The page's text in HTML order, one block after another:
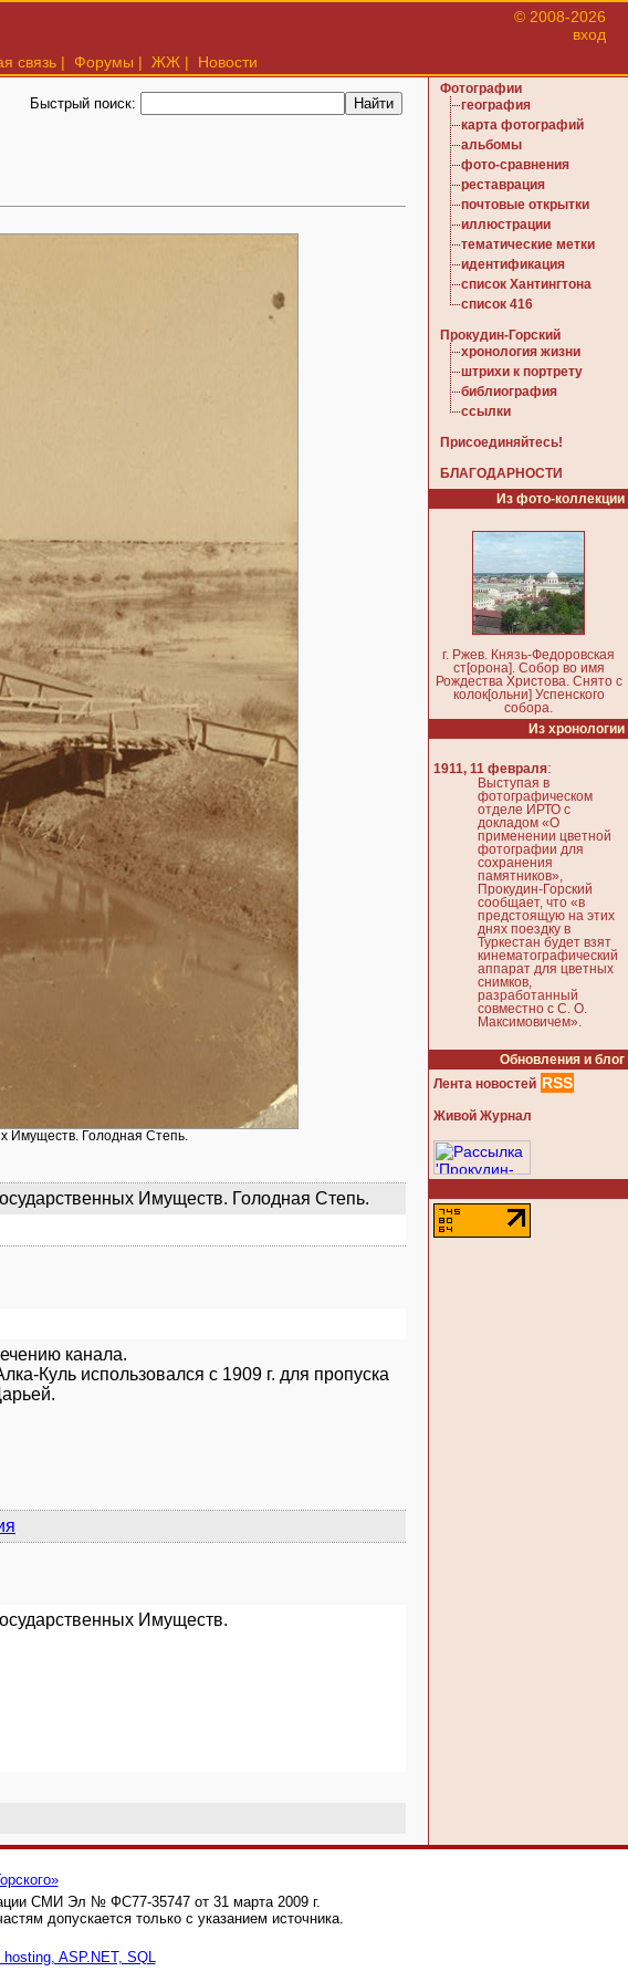
© 2008-2026
вход
связь | Форумы | ЖЖ | Новости
Быстрый поиск:
Имуществ. Голодная Степь.
Имуществ. Голодная Степь.
канала.
Куль использовался с 1909 г. для пропуска
Имуществ.
Фотографии
география
карта фотографий
альбомы
фото-сравнения
реставрация
почтовые открытки
иллюстрации
тематические метки
идентификация
список Хантингтона
список 416
Прокудин-Горский
хронология жизни
штрихи к портрету
библиография
ссылки
Присоединяйтесь!
БЛАГОДАРНОСТИ
Из фото-коллекции
г. Ржев. Князь-Федоровская
ст[орона]. Собор во имя
Рождества Христова. Снято с
колок[ольни] Успенского
собора.
Из хронологии
1911, 11 февраля:
Выступая в
фотографическом
отделе ИРТО с
докладом «О
применении цветной
фотографии для
сохранения
памятников»,
Прокудин-Горский
сообщает, что «в
предстоящую на этих
днях поездку в
Туркестан будет взят
кинематографический
аппарат для цветных
снимков,
разработанный
совместно с С. О.
Максимовичем».
Обновления и блог
Лента новостей RSS
Живой Журнал
СМИ Эл № ФС77-35747 от 31 марта 2009 г.
допускается только с указанием источника.
ASP.NET, SQL